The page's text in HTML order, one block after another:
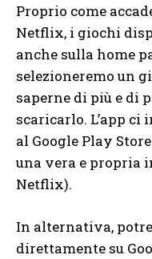
Proprio come
Netflix, i giochi
anche sulla home
selezioneremo un
saperne di più e di
scaricarlo. L’app
al Google Play
una vera e propria
Netflix).
In alternativa,
direttamente su